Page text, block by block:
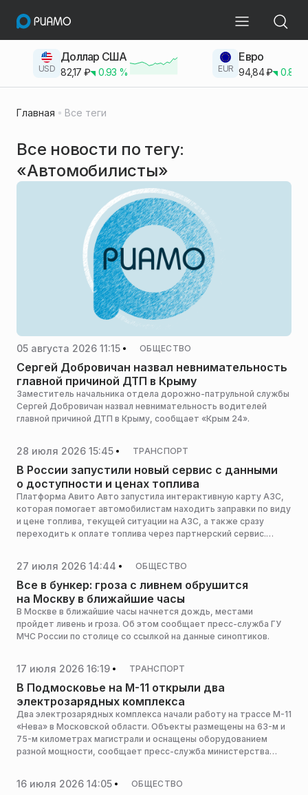
USD
Доллар США
82,17 ₽ 0.93 % EUR
Евро
94,84₽ 0.83
Главная Все теги
Все новости по тегу:
«Автомобилисты»
05 августа 2026 11:15 ОБЩЕСТВО
Сергей Добровичан назвал невнимательность
главной причиной ДТП в Крыму
Заместитель начальника отдела дорожно-патрульной службы
Сергей Добровичан назвал невнимательность водителей
главной причиной ДТП в Крыму, сообщает «Крым 24».
28 июля 2026 15:45 ТРАНСПОРТ
В России запустили новый сервис с данными
о доступности и ценах топлива
Платформа Авито Авто запустила интерактивную карту АЗС,
которая помогает автомобилистам находить заправки по виду
и цене топлива, текущей ситуации на АЗС, а также сразу
переходить к оплате топлива через партнерский сервис.
также использует внешние источники и пользовательские
отметки, которые с помощью технологий искусственного
интеллекта помогают дополнительно оценить, где с большей
вероятностью можно заправиться прямо сейчас. Точка входа
в сервис «Карта АЗС» доступна всем пользователям
платформы и находится на главной странице портала в блоке
компанией «Передовые платежные решения» (ППР), сообщила
пресс-служба платформы.
27 июля 2026 14:44 ОБЩЕСТВО
Все в бункер: гроза с ливнем обрушится
на Москву в ближайшие часы
В Москве в ближайшие часы начнется дождь, местами
пройдет ливень и гроза. Об этом сообщает пресс-служба ГУ
МЧС России по столице со ссылкой на данные синоптиков.
17 июля 2026 16:19 ТРАНСПОРТ
В Подмосковье на М-11 открыли два
электрозарядных комплекса
Два электрозарядных комплекса начали работу на трассе М-11
«Нева» в Московской области. Объекты размещены на 63-м и
75-м километрах магистрали и оснащены оборудованием
разной мощности, сообщает пресс-служба министерства
16 июля 2026 14:05 ОБЩЕСТВО